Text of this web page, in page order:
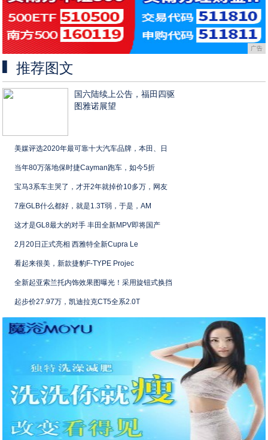
广告
推荐图文
国六陆续上公告，福田四驱
图雅诺展望
美媒评选2020年最可靠十大汽车品牌，本田、日
当年80万落地保时捷Cayman跑车，如今5折
宝马3系车主哭了，才开2年就掉价10多万，网友
7座GLB什么都好，就是1.3T弱，于是，AM
这才是GL8最大的对手 丰田全新MPV即将国产
2月20日正式亮相 西雅特全新Cupra Le
看起来很美，新款捷豹F-TYPE Projec
全新起亚索兰托内饰效果图曝光！采用旋钮式换挡
起步价27.97万，凯迪拉克CT5全系2.0T